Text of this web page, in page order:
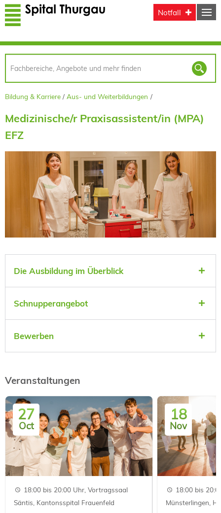
Direkt zum Inhalt
Notfall
Bildung & Karriere Aus- und Weiterbildungen
Medizinische/r Praxisassistent/in (MPA)
EFZ
Die Ausbildung im Überblick
Schnupperangebot
Bewerben
Veranstaltungen
27
Oct
18:00 bis 20:00 Uhr, Vortragssaal
Säntis, Kantonsspital Frauenfeld
18
Nov
18:00 bis
Münsterlingen,